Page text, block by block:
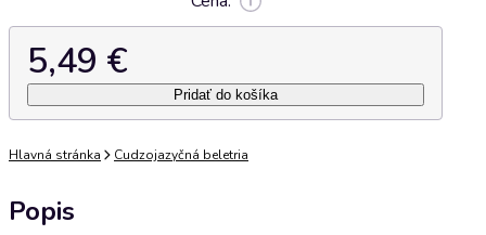
5,49 €
Pridať do košíka
Hlavná stránka Cudzojazyčná beletria
Popis